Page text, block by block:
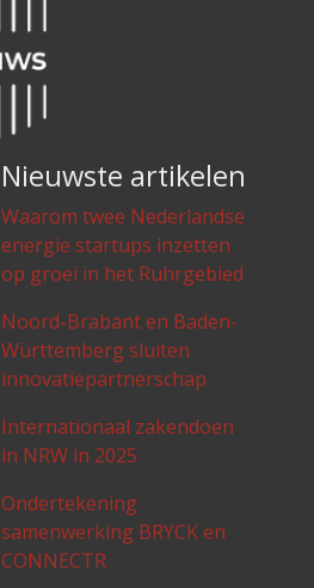
Nieuwste artikelen
Waarom twee Nederlandse
energie startups inzetten
op groei in het Ruhrgebied
Noord-Brabant en Baden-
Württemberg sluiten
innovatiepartnerschap
Internationaal zakendoen
in NRW in 2025
Ondertekening
samenwerking BRYCK en
CONNECTR